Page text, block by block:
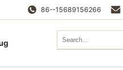
86--15689156266